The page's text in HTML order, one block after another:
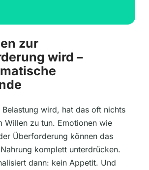
zur
wird –
Belastung wird, hat das oft nichts
Willen zu tun. Emotionen wie
Überforderung können das
komplett unterdrücken.
dann: kein Appetit. Und